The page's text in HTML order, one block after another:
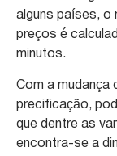
alguns países, o
preços é
minutos.
Com a mudança
precificação,
que dentre as
encontra-se a